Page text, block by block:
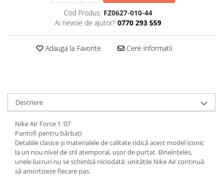
Cod Produs: FZ0627-010-44
Ai nevoie de ajutor? 0770 293 559
Adauga la Favorite Cere informatii
Descriere
Nike Air Force 1 '07
Pantofi pentru bărbați
Detaliile clasice și materialele de calitate ridică acest model iconic
la un nou nivel de stil atemporal, ușor de purtat. Bineînțeles,
unele lucruri nu se schimbă niciodată: unitățile Nike Air continuă
să amortizeze fiecare pas.